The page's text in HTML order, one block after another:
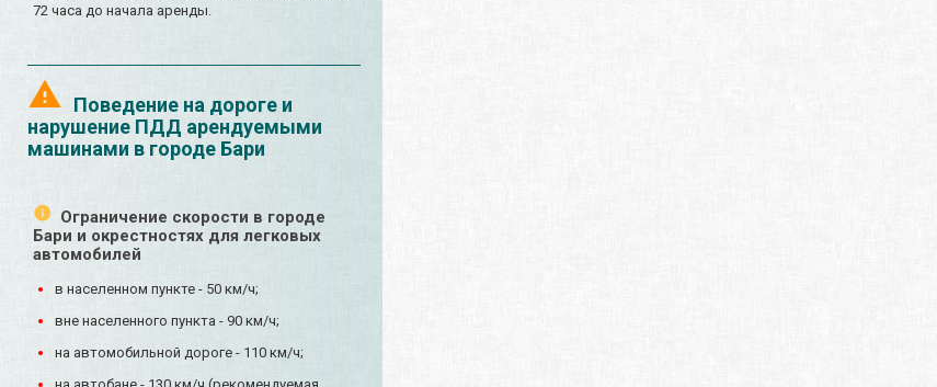
72 часа до начала аренды.
Поведение на дороге и
нарушение ПДД арендуемыми
машинами в городе Бари
Ограничение скорости в городе
Бари и окрестностях для легковых
автомобилей
в населенном пункте - 50 км/ч;
вне населенного пункта - 90 км/ч;
на автомобильной дороге - 110 км/ч;